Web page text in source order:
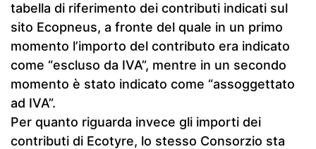
tabella di riferimento dei contributi indicati sul
sito Ecopneus, a fronte del quale in un primo
momento l’importo del contributo era indicato
come “escluso da IVA”, mentre in un secondo
momento è stato indicato come “assoggettato
ad IVA”.
Per quanto riguarda invece gli importi dei
contributi di Ecotyre, lo stesso Consorzio sta